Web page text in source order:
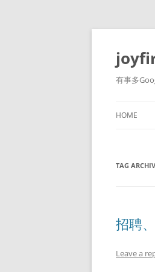
Skip
content
有事多
HOME
TAG
招聘
Leave a